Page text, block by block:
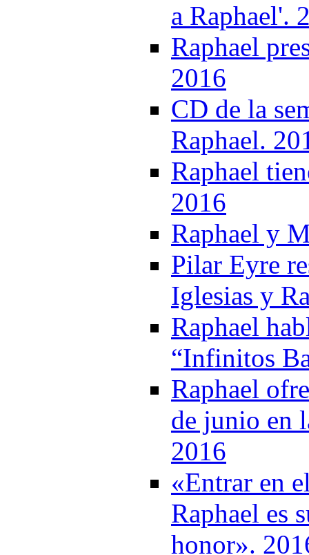
a Raphael'.
Raphael
2016
CD de la
Raphael.
Raphael
2016
Raphael y
Pilar Eyre
Iglesias y
Raphael
“Infinitos
Raphael
de junio en
2016
«Entrar en
Raphael es
honor».